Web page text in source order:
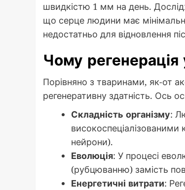
швидкістю 1 мм на день.
що серце людини має
недостатньо для відновлення
Чому
Порівняно з тваринами, як-от
регенеративну здатність. Ось
Складність організму:
високоспеціалізованими
нейрони).
Еволюція: У процесі
(рубцюванню) замість
Енергетичні витрати: